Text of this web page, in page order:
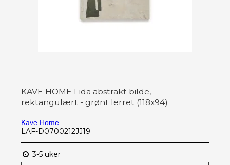
KAVE HOME Fida abstrakt bilde,
rektangulært - grønt lerret (118x94)
Kave Home
LAF-D0700212JJ19
3-5 uker